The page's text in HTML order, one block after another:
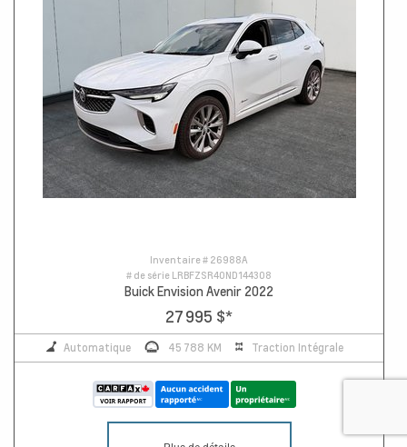
Inventaire # 26988A
# de série LRBFZSR40ND144308
Buick Envision Avenir 2022
27 995 $*
Automatique 45 788 KM Traction Intégrale